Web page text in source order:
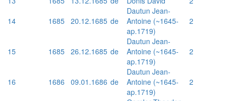
14
1685 20.12.1685 de
Dautun Jean-
Antoine (~1645-
ap.1719)
2
15 1685 26.12.1685 de
Dautun Jean-
Antoine (~1645-
ap.1719)
2
16 1686 09.01.1686 de
Dautun Jean-
Antoine (~1645-
ap.1719)
2